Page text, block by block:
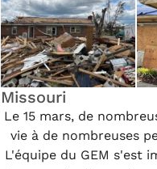
Missouri
Le 15 mars, de
vie à de nombreuses
L'équipe du GEM s'est